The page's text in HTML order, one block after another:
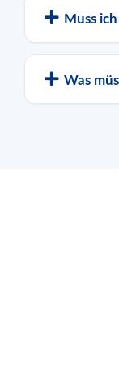
Muss
Was